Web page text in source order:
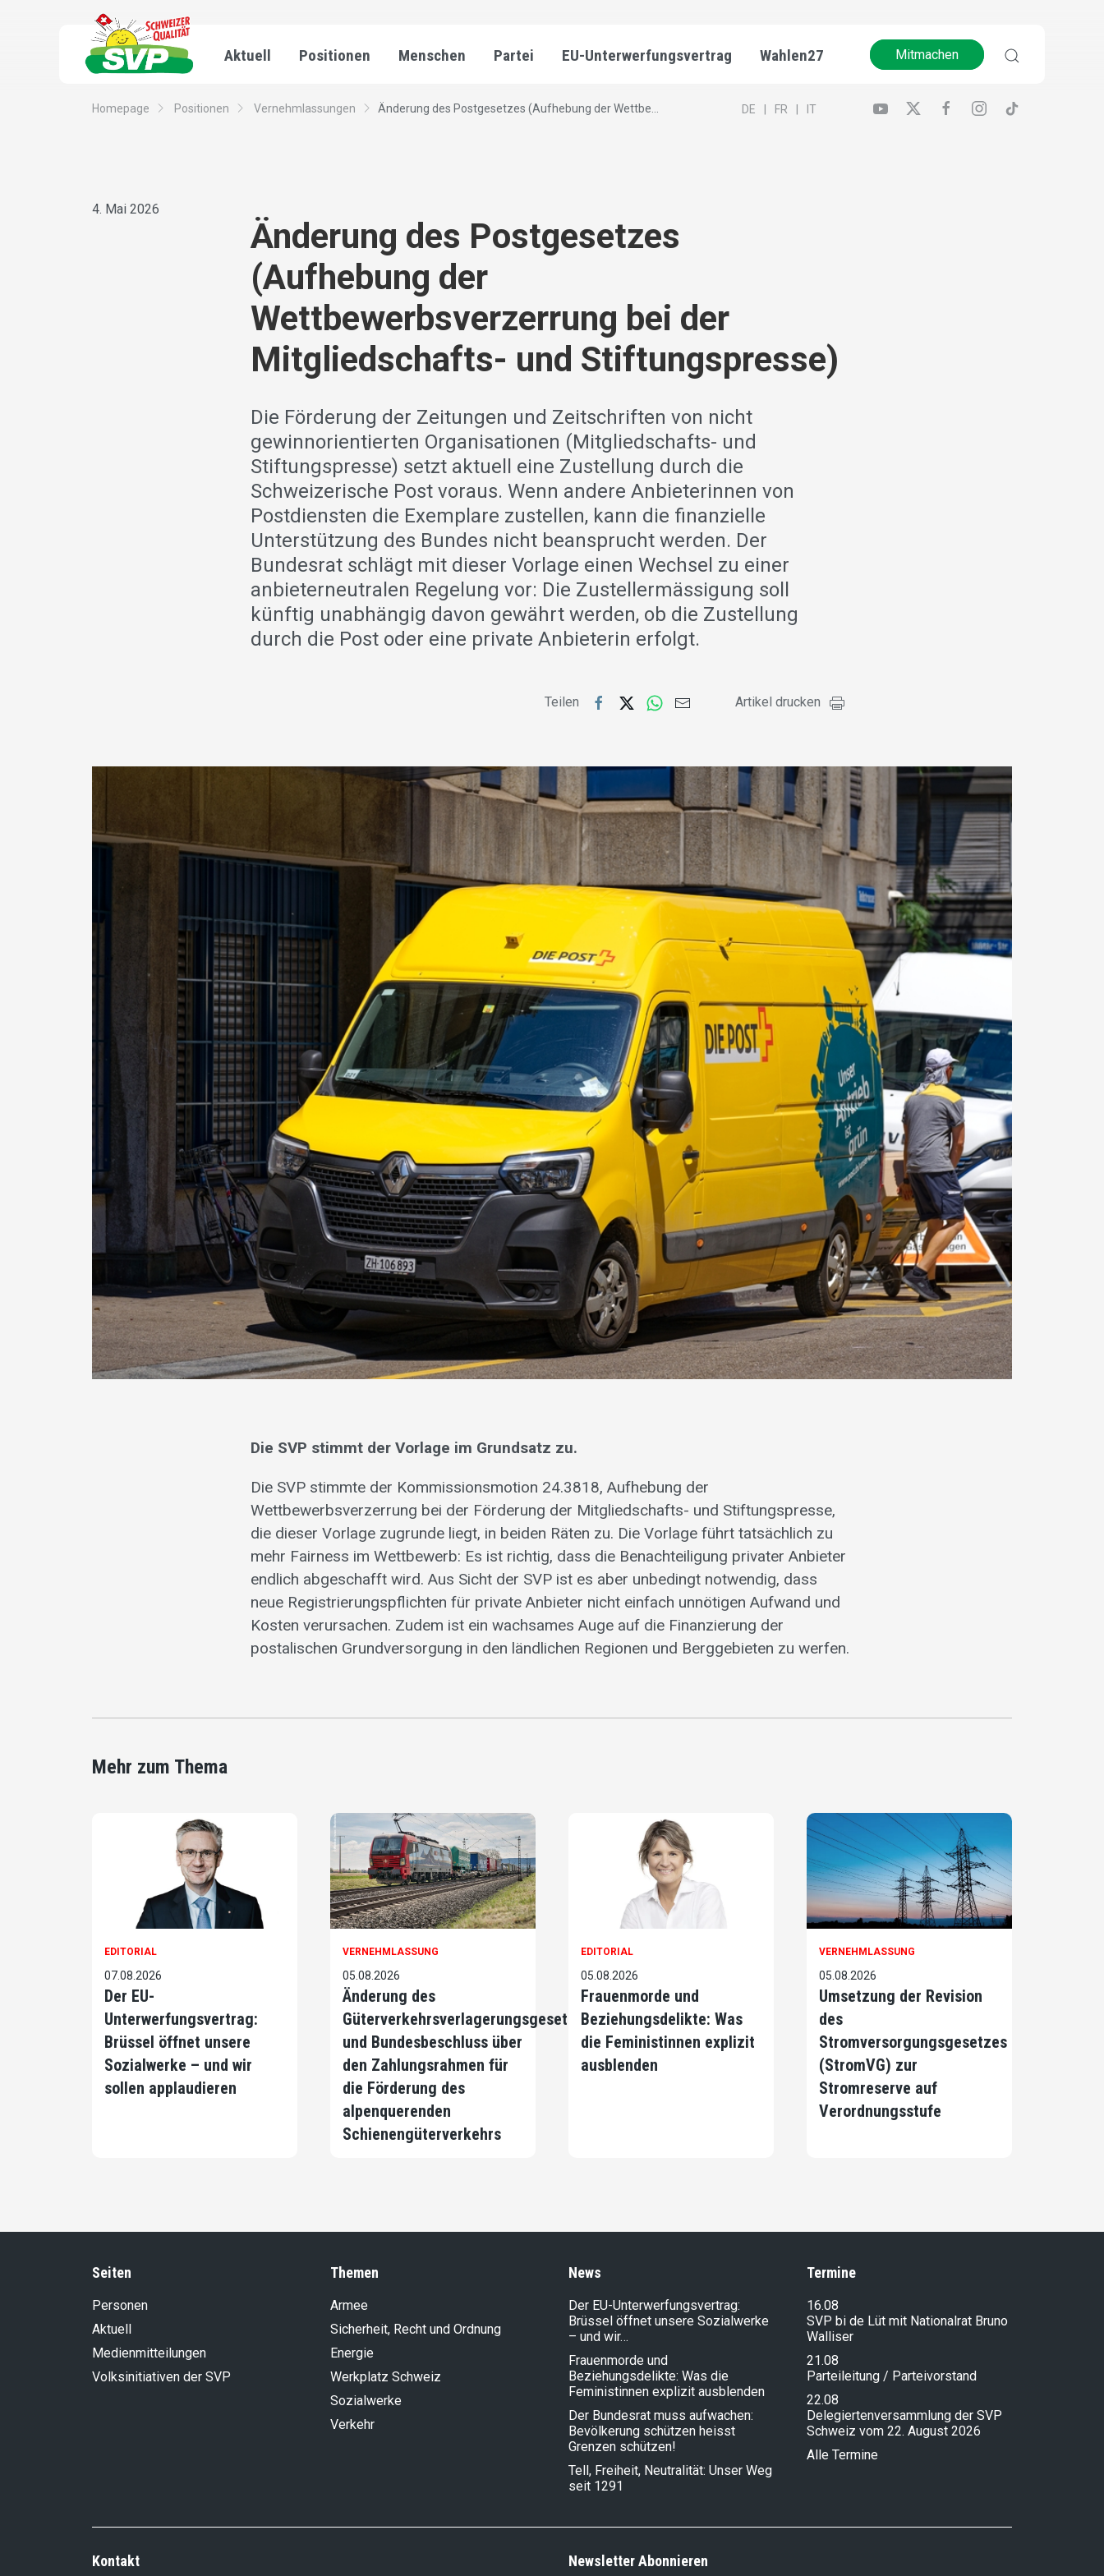
Aktuell Positionen Menschen Partei EU-Unterwerfungsvertrag Wahlen27 Mitmachen
Homepage Positionen Vernehmlassungen Änderung des Postgesetzes (Aufhebung der Wettbe... DE FR IT
4. Mai 2026
Änderung des Postgesetzes
(Aufhebung der
Wettbewerbsverzerrung bei der
Mitgliedschafts- und Stiftungspresse)
Die Förderung der Zeitungen und Zeitschriften von nicht
gewinnorientierten Organisationen (Mitgliedschafts- und
Stiftungspresse) setzt aktuell eine Zustellung durch die
Schweizerische Post voraus. Wenn andere Anbieterinnen von
Postdiensten die Exemplare zustellen, kann die finanzielle
Unterstützung des Bundes nicht beansprucht werden. Der
Bundesrat schlägt mit dieser Vorlage einen Wechsel zu einer
anbieterneutralen Regelung vor: Die Zustellermässigung soll
künftig unabhängig davon gewährt werden, ob die Zustellung
durch die Post oder eine private Anbieterin erfolgt.
Teilen Artikel drucken
Die SVP stimmt der Vorlage im Grundsatz zu.
Die SVP stimmte der Kommissionsmotion 24.3818, Aufhebung der
Wettbewerbsverzerrung bei der Förderung der Mitgliedschafts- und Stiftungspresse,
die dieser Vorlage zugrunde liegt, in beiden Räten zu. Die Vorlage führt tatsächlich zu
mehr Fairness im Wettbewerb: Es ist richtig, dass die Benachteiligung privater Anbieter
endlich abgeschafft wird. Aus Sicht der SVP ist es aber unbedingt notwendig, dass
neue Registrierungspflichten für private Anbieter nicht einfach unnötigen Aufwand und
Kosten verursachen. Zudem ist ein wachsames Auge auf die Finanzierung der
postalischen Grundversorgung in den ländlichen Regionen und Berggebieten zu werfen.
Mehr zum Thema
EDITORIAL
07.08.2026
Der EU-
Unterwerfungsvertrag:
Brüssel öffnet unsere
Sozialwerke – und wir
sollen applaudieren
VERNEHMLASSUNG
05.08.2026
Änderung des
Güterverkehrsverlagerungsgesetzes
und Bundesbeschluss über
den Zahlungsrahmen für
die Förderung des
alpenquerenden
Schienengüterverkehrs
EDITORIAL
05.08.2026
Frauenmorde und
Beziehungsdelikte: Was
die Feministinnen explizit
ausblenden
VERNEHMLASSUNG
05.08.2026
Umsetzung der Revision
des
Stromversorgungsgesetzes
(StromVG) zur
Stromreserve auf
Verordnungsstufe
Seiten
Personen
Aktuell
Medienmitteilungen
Volksinitiativen der SVP
Themen
Armee
Sicherheit, Recht und Ordnung
Energie
Werkplatz Schweiz
Sozialwerke
Verkehr
News
Der EU-Unterwerfungsvertrag:
Brüssel öffnet unsere Sozialwerke
– und wir…
Frauenmorde und
Beziehungsdelikte: Was die
Feministinnen explizit ausblenden
Der Bundesrat muss aufwachen:
Bevölkerung schützen heisst
Grenzen schützen!
Tell, Freiheit, Neutralität: Unser Weg
seit 1291
Termine
16.08
SVP bi de Lüt mit Nationalrat Bruno
Walliser
21.08
Parteileitung / Parteivorstand
22.08
Delegiertenversammlung der SVP
Schweiz vom 22. August 2026
Alle Termine
Kontakt Newsletter Abonnieren